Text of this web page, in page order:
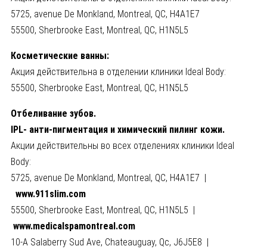
5725, avenue De Monkland, Montreal, QC, H4A1E7
55500, Sherbrooke East, Montreal, QC, H1N5L5
Косметические ванны:
Акция действительна в отделении клиники Ideal Body:
55500, Sherbrooke East, Montreal, QC, H1N5L5
Отбеливание зубов.
IPL- анти-пигментация и химический пилинг кожи.
Акции действительны во всех отделениях клиники Ideal
Body:
5725, avenue De Monkland, Montreal, QC, H4A1E7 |
www.911slim.com
55500, Sherbrooke East, Montreal, QC, H1N5L5 |
www.medicalspamontreal.com
10-A Salaberry Sud Ave, Chateauguay, Qc, J6J5E8 |